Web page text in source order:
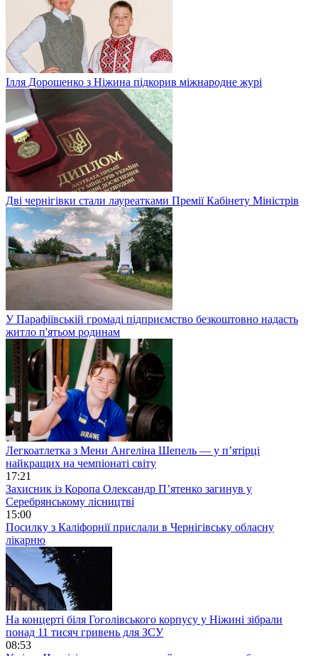
Ілля Дорошенко з Ніжина підкорив міжнародне журі
Дві чернігівки стали лауреатками Премії Кабінету Міністрів
У Парафіївській громаді підприємство безкоштовно надасть
житло п'ятьом родинам
Легкоатлетка з Мени Ангеліна Шепель — у п’ятірці
найкращих на чемпіонаті світу
17:21
Захисник із Коропа Олександр П’ятенко загинув у
Серебрянському лісництві
15:00
Посилку з Каліфорнії прислали в Чернігівську обласну
лікарню
На концерті біля Гоголівського корпусу у Ніжині зібрали
понад 11 тисяч гривень для ЗСУ
08:53